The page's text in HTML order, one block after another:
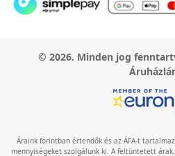
© 2026. Minden jog
Áraink forintban értendők és az ÁFA-t
mennyiségeket szolgálunk ki. A feltüntetett